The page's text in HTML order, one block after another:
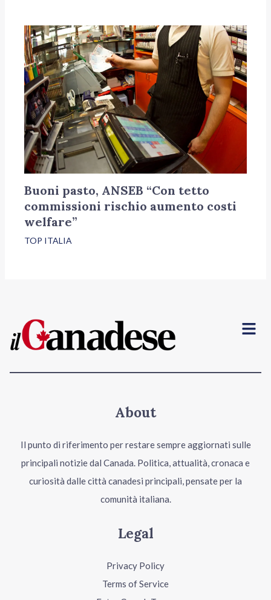
Buoni pasto, ANSEB “Con tetto
commissioni rischio aumento costi
welfare”
TOP ITALIA
Menu
About
Il punto di riferimento per restare sempre aggiornati sulle
principali notizie dal Canada. Politica, attualità, cronaca e
curiosità dalle città canadesi principali, pensate per la
comunità italiana.
Legal
Privacy Policy
Terms of Service